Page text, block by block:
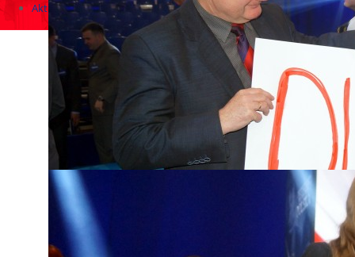
Aktualności
Zapowiedzi wydarzeń
KONKURSY 2020 - 2026
KOLONIE 2021 - 2026
Imprezy kulturalne - zaproszenia 2017
Różne
Konkursy 2017/2018
KONKURSY 2016/2017
KONKURSY 2015/2016
Konkursy 2014/2015
Wizyty w Parlamencie i Ministerstwach
Spotkania i debaty, PROTESTY, MARSZE
Debaty i spotkania 2017
Konkursy 2014
Różne
Praca w kampanii